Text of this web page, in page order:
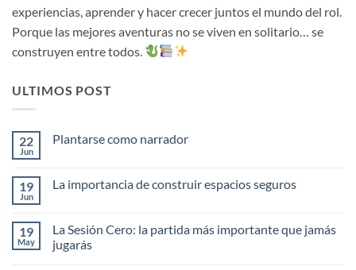
experiencias, aprender y hacer crecer juntos el mundo del rol.
Porque las mejores aventuras no se viven en solitario… se
construyen entre todos.
ULTIMOS POST
22
Jun
Plantarse como narrador
en
19
Jun
La importancia de construir espacios seguros
en
La
importancia
19
May
La Sesión Cero: la partida más importante que jamás
jugarás